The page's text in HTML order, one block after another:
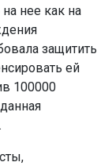
нее как на
защитить
ей
100000